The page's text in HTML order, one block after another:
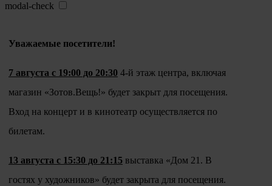
modal-check
Уважаемые посетители!
7 августа с 19:00 до 20:30 4-й этаж центра, включая
магазин «Зотов.Вещь!» будет закрыт для посещения.
Вход на концерт и в кинотеатр осуществляется по
билетам.
13 августа с 15:30 до 21:15 выставка «Дом 21. В
гостях у художников» будет закрыта для посещения.